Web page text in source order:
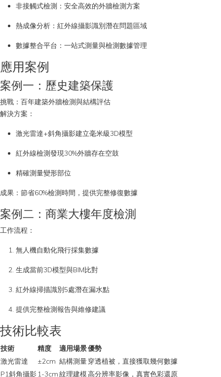
用
間/
方
檢
測
客
非接觸式檢測 ：安全高效的外牆檢測方案
熱成像分析 ：紅外線攝影識別潛在問題區域
數據整合平台 ：一站式測量與檢測數據管理
應用案例
案例一：歷史建築保護
挑戰 ：百年建築外牆檢測與結構評估
解決方案 ：
激光雷達+斜角攝影建立毫米級3D模型
紅外線檢測發現30%外牆存在空鼓
精確測量變形部位
成果 ：節省60%檢測時間，提供完整修復數據
案例二：商業大樓年度檢測
工作流程 ：
無人機自動化飛行採集數據
生成當前3D模型與BIM比對
紅外線掃描識別5處潛在漏水點
提供完整檢測報告與維修建議
技術比較表
技術 精度 適用場景優勢
激光雷達
±2cm 結構測量穿透植被，直接獲取幾何數據
P1斜角攝影 1-3cm紋理建模高分辨率影像，真實色彩還原